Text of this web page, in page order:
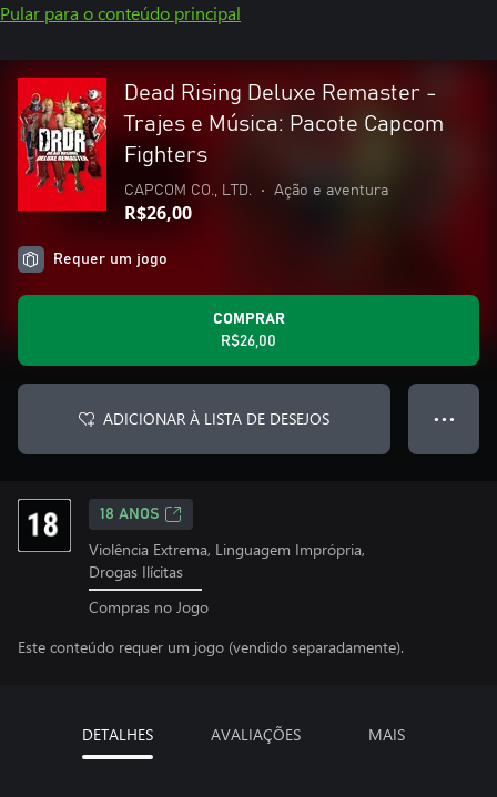
Pular para o conteúdo principal
Dead Rising Deluxe Remaster -
Trajes e Música: Pacote Capcom
Fighters
CAPCOM CO., LTD. • Ação e aventura
R$26,00
Requer um jogo
COMPRAR
R$26,00
ADICIONAR À LISTA DE DESEJOS ● ● ●
18 ANOS
Violência Extrema, Linguagem Imprópria,
Drogas Ilícitas
Compras no Jogo
Este conteúdo requer um jogo (vendido separadamente).
DETALHES AVALIAÇÕES MAIS